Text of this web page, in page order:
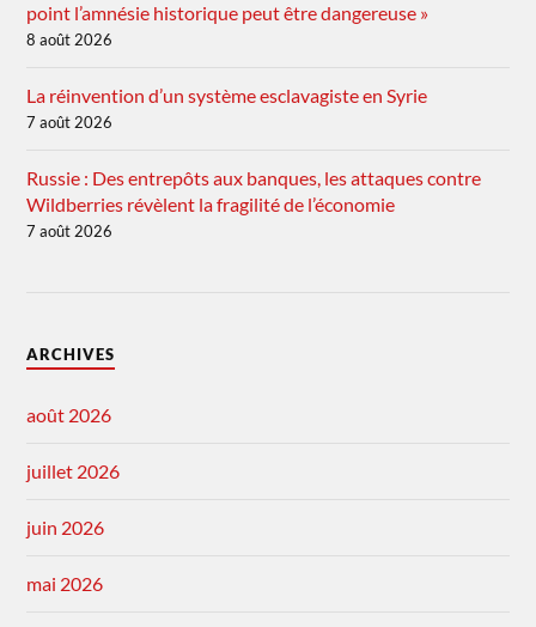
point l’amnésie historique peut être dangereuse »
8 août 2026
La réinvention d’un système esclavagiste en Syrie
7 août 2026
Russie : Des entrepôts aux banques, les attaques contre
Wildberries révèlent la fragilité de l’économie
7 août 2026
ARCHIVES
août 2026
juillet 2026
juin 2026
mai 2026